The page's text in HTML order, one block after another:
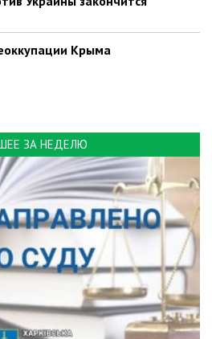
Крыма
ЗА НЕДЕЛЮ